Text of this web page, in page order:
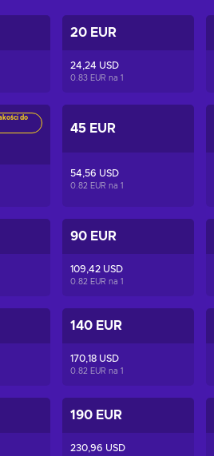
20 EUR
24,24 USD
0.83 EUR na1
do
45 EUR
54,56 USD
0.82 EUR na1
90 EUR
109,42 USD
0.82 EUR na1
140 EUR
170,18 USD
0.82 EUR na1
190 EUR
230,96 USD